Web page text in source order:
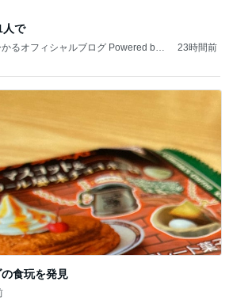
人で
かるオフィシャルブログ Powered by
23時間前
食玩を発見